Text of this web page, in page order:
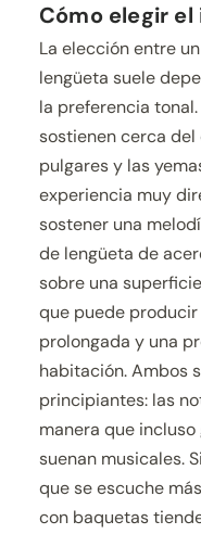
Cómo elegir
La elección entre
lengüeta suele
la preferencia
sostienen cerca
pulgares y las
experiencia muy
sostener una
de lengüeta de
sobre una
que puede
prolongada y una
habitación. Ambos
principiantes: las
manera que
suenan musicales.
que se escuche
con baquetas